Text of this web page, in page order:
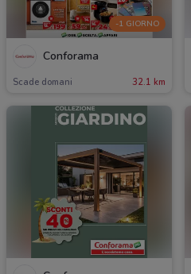
-1 GIORNO
Conforama
Scade domani 32.1 km